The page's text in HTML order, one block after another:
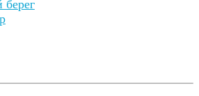
берег